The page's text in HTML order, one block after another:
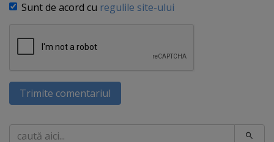
Sunt de acord cu regulile site-ului
Trimite comentariul
Caută